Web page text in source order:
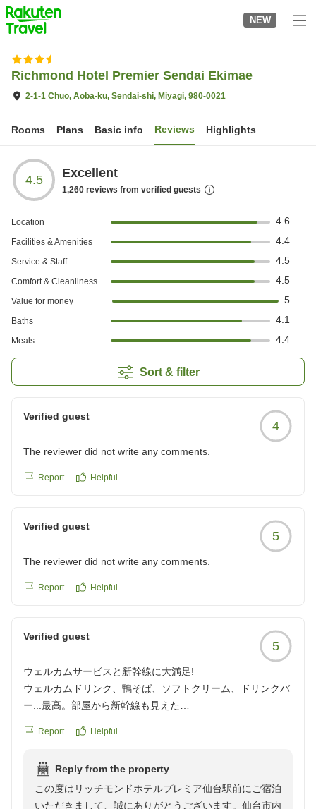
to
top
page
NEW
Richmond Hotel Premier Sendai Ekimae
2-1-1 Chuo, Aoba-ku, Sendai-shi, Miyagi, 980-0021
Rooms Plans Basic info Reviews Highlights
4.5 Excellent
1,260 reviews from verified guests
Location 4.6
Facilities & Amenities 4.4
Service & Staff 4.5
Comfort & Cleanliness 4.5
Value for money 5
Baths 4.1
Meals 4.4
Sort & filter
Verified guest
4
The reviewer did not write any comments.
Report Helpful
Verified guest
5
The reviewer did not write any comments.
Report Helpful
Verified guest
5
ウェルカムサービスと新幹線に大満足!
ウェルカムドリンク、鴨そば、ソフトクリーム、ドリンクバ
ー...最高。部屋から新幹線も見えた
https://review.travel.rakuten.co.jp/hotel/voice/70912?
Report Helpful
Reply from the property
この度はリッチモンドホテルプレミア仙台駅前にご宿泊
いただきまして、誠にありがとうございます。仙台市内